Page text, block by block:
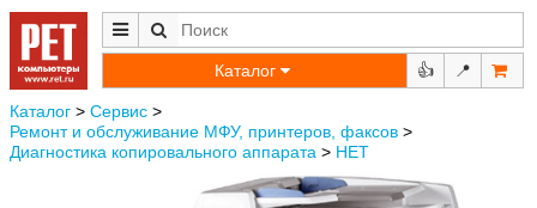
Каталог 👍 📍
Каталог > Сервис >
Ремонт и обслуживание МФУ, принтеров, факсов >
Диагностика копировального аппарата > НЕТ